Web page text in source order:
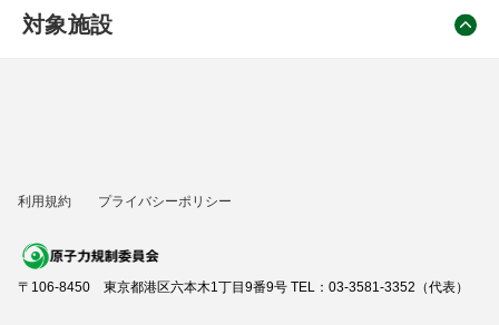
対象施設
利用規約 プライバシーポリシー
〒106-8450 東京都港区六本木1丁目9番9号 TEL：03-3581-3352（代表）